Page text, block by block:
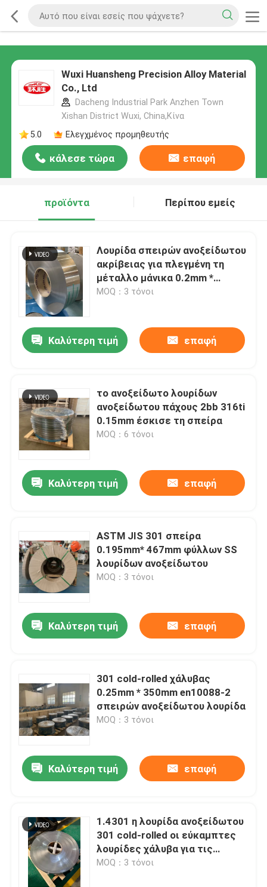
Wuxi Huansheng Precision Alloy Material
Co., Ltd
Dacheng Industrial Park Anzhen Town
Xishan District Wuxi, China,Κίνα
5.0
Ελεγχμένος προμηθευτής
κάλεσε τώρα επαφή
προϊόντα Περίπου εμείς
Λουρίδα σπειρών ανοξείδωτου
ακρίβειας για πλεγμένη τη
μέταλλο μάνικα 0.2mm *
124mm
MOQ：3 τόνοι
Καλύτερη τιμή επαφή
το ανοξείδωτο λουρίδων
ανοξείδωτου πάχους 2bb 316ti
0.15mm έσκισε τη σπείρα
MOQ：6 τόνοι
Καλύτερη τιμή επαφή
ASTM JIS 301 σπείρα
0.195mm* 467mm φύλλων SS
λουρίδων ανοξείδωτου
MOQ：3 τόνοι
Καλύτερη τιμή επαφή
301 cold-rolled χάλυβας
0.25mm * 350mm en10088-2
σπειρών ανοξείδωτου λουρίδα
MOQ：3 τόνοι
Καλύτερη τιμή επαφή
1.4301 η λουρίδα ανοξείδωτου
301 cold-rolled οι εύκαμπτες
λουρίδες χάλυβα για τις
εύκαμπτες μάνικες
MOQ：3 τόνοι